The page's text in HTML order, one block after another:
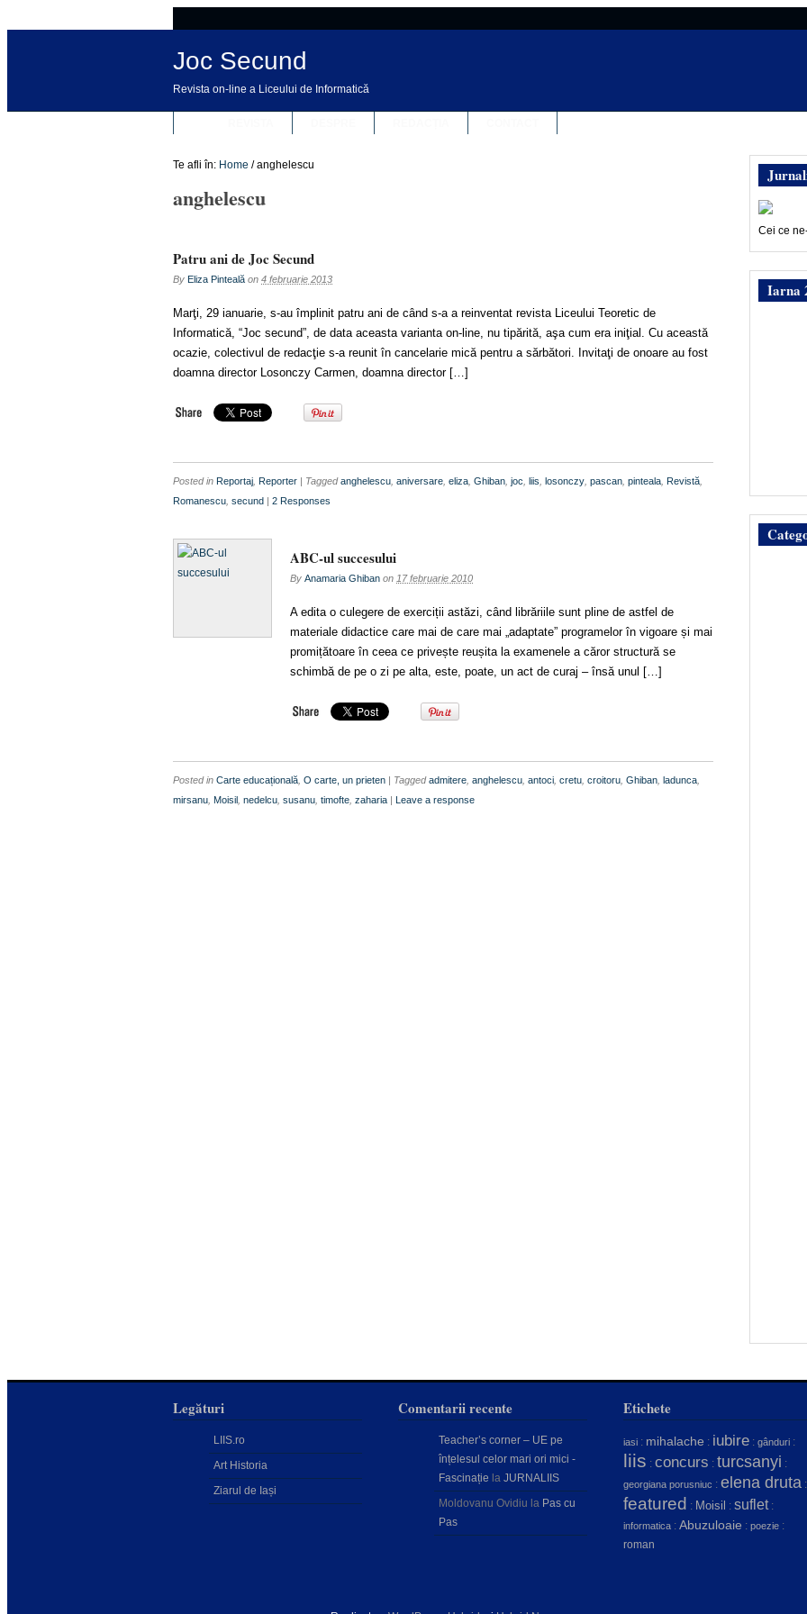
Joc Secund
Revista on-line a Liceului de Informatică
Te afli în: Home / anghelescu
anghelescu
Patru ani de Joc Secund
By Eliza Pinteală on 4 februarie 2013
Marţi, 29 ianuarie, s-au împlinit patru ani de când s-a a reinventat revista Liceului Teoretic de
Informatică, “Joc secund”, de data aceasta varianta on-line, nu tipărită, aşa cum era iniţial. Cu această
ocazie, colectivul de redacţie s-a reunit în cancelarie mică pentru a sărbători. Invitaţi de onoare au fost
doamna director Losonczy Carmen, doamna director […]
Posted in Reportaj Reporter | Taggedanghelescu aniversare eliza Ghiban joc liis losonczy pascan pinteala Revistă
Romanescu secund | 2 Responses
ABC-ul succesului
By Anamaria Ghiban on 17 februarie 2010
A edita o culegere de exerciții astăzi, când librăriile sunt pline de astfel de
materiale didactice care mai de care mai „adaptate” programelor în vigoare și mai
promițătoare în ceea ce privește reușita la examenele a căror structură se
schimbă de pe o zi pe alta, este, poate, un act de curaj – însă unul […]
Posted in Carte educațională O carte, un prieten | Taggedadmitere anghelescu antoci cretu croitoru Ghiban ladunca
mirsanu Moisil nedelcu susanu timofte zaharia | Leave a response
Cei ce
Iarna
Legături
LIIS.ro
Art Historia
Ziarul de Iași
Comentarii recente
Teacher’s corner – UE pe
înțelesul celor mari ori mici -
Fascinație la JURNALIIS
Moldovanu Ovidiu la Pas cu
Pas
Etichete
iasi : mihalache : iubire : gânduri :
liis : concurs : turcsanyi :
georgiana porusniuc : elena druta :
featured : Moisil : suflet:
informatica : Abuzuloaie : poezie :
roman